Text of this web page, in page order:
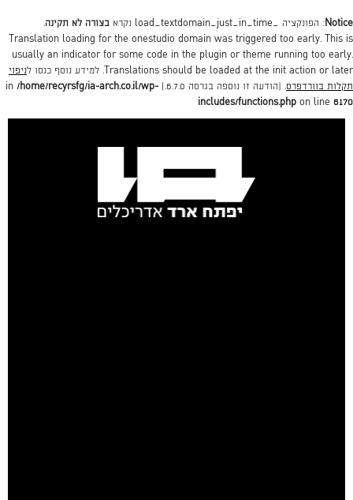
Notice : הפונקציה _load_textdomain_just_in_time נקרא בצורה לא תקינה.
Translation loading for the onestudio domain was triggered too early. This is
usually an indicator for some code in the plugin or theme running too early.
Translations should be loaded at the init action or later. למידע נוסף כנסו ל
ניפוי
תקלות בוורדפרס. (הודעה זו נוספה בגרסה 6.7.0.) in
/home/recyrsfg/ia-arch.co.il/wp-
includes/functions.php on line 6170